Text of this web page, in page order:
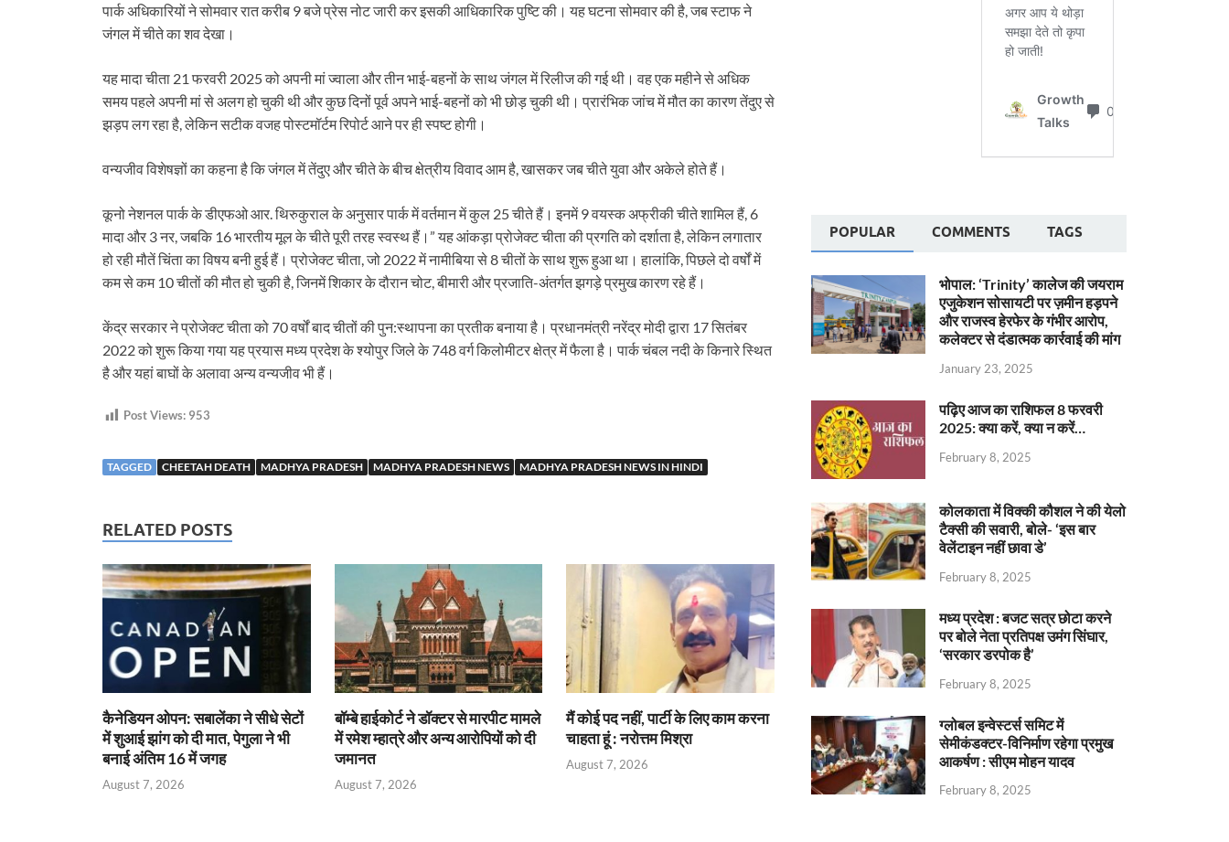
पार्क अधिकारियों ने सोमवार रात करीब 9 बजे प्रेस नोट जारी कर इसकी आधिकारिक पुष्टि की। यह घटना सोमवार की है, जब स्टाफ ने
जंगल में चीते का शव देखा।
यह मादा चीता 21 फरवरी 2025 को अपनी मां ज्वाला और तीन भाई-बहनों के साथ जंगल में रिलीज की गई थी। वह एक महीने से अधिक
समय पहले अपनी मां से अलग हो चुकी थी और कुछ दिनों पूर्व अपने भाई-बहनों को भी छोड़ चुकी थी। प्रारंभिक जांच में मौत का कारण तेंदुए से
झड़प लग रहा है, लेकिन सटीक वजह पोस्टमॉर्टम रिपोर्ट आने पर ही स्पष्ट होगी।
वन्यजीव विशेषज्ञों का कहना है कि जंगल में तेंदुए और चीते के बीच क्षेत्रीय विवाद आम है, खासकर जब चीते युवा और अकेले होते हैं।
कूनो नेशनल पार्क के डीएफओ आर. थिरुकुराल के अनुसार पार्क में वर्तमान में कुल 25 चीते हैं। इनमें 9 वयस्क अफ्रीकी चीते शामिल हैं, 6
मादा और 3 नर, जबकि 16 भारतीय मूल के चीते पूरी तरह स्वस्थ हैं।” यह आंकड़ा प्रोजेक्ट चीता की प्रगति को दर्शाता है, लेकिन लगातार
हो रही मौतें चिंता का विषय बनी हुई हैं। प्रोजेक्ट चीता, जो 2022 में नामीबिया से 8 चीतों के साथ शुरू हुआ था। हालांकि, पिछले दो वर्षों में
कम से कम 10 चीतों की मौत हो चुकी है, जिनमें शिकार के दौरान चोट, बीमारी और प्रजाति-अंतर्गत झगड़े प्रमुख कारण रहे हैं।
केंद्र सरकार ने प्रोजेक्ट चीता को 70 वर्षों बाद चीतों की पुन:स्थापना का प्रतीक बनाया है। प्रधानमंत्री नरेंद्र मोदी द्वारा 17 सितंबर
2022 को शुरू किया गया यह प्रयास मध्य प्रदेश के श्योपुर जिले के 748 वर्ग किलोमीटर क्षेत्र में फैला है। पार्क चंबल नदी के किनारे स्थित
है और यहां बाघों के अलावा अन्य वन्यजीव भी हैं।
Post Views: 953
TAGGED CHEETAH DEATH MADHYA PRADESH MADHYA PRADESH NEWS MADHYA PRADESH NEWS IN HINDI
RELATED POSTS
कैनेडियन ओपन: सबालेंका ने सीधे सेटों
में शुआई झांग को दी मात, पेगुला ने भी
बनाई अंतिम 16 में जगह
August 7, 2026
बॉम्बे हाईकोर्ट ने डॉक्टर से मारपीट मामले
में रमेश म्हात्रे और अन्य आरोपियों को दी
जमानत
August 7, 2026
मैं कोई पद नहीं, पार्टी के लिए काम करना
चाहता हूं : नरोत्तम मिश्रा
August 7, 2026
POPULAR COMMENTS TAGS
भोपाल: ‘Trinity’ कालेज की जयराम
एजुकेशन सोसायटी पर ज़मीन हड़पने
और राजस्व हेरफेर के गंभीर आरोप,
कलेक्टर से दंडात्मक कार्रवाई की मांग
January 23, 2025
पढ़िए आज का राशिफल 8 फरवरी
2025: क्या करें, क्या न करें…
February 8, 2025
कोलकाता में विक्की कौशल ने की येलो
टैक्सी की सवारी, बोले- ‘इस बार
वेलेंटाइन नहीं छावा डे’
February 8, 2025
मध्य प्रदेश : बजट सत्र छोटा करने
पर बोले नेता प्रतिपक्ष उमंग सिंघार,
‘सरकार डरपोक है’
February 8, 2025
ग्लोबल इन्वेस्टर्स समिट में
सेमीकंडक्टर-विनिर्माण रहेगा प्रमुख
आकर्षण : सीएम मोहन यादव
February 8, 2025